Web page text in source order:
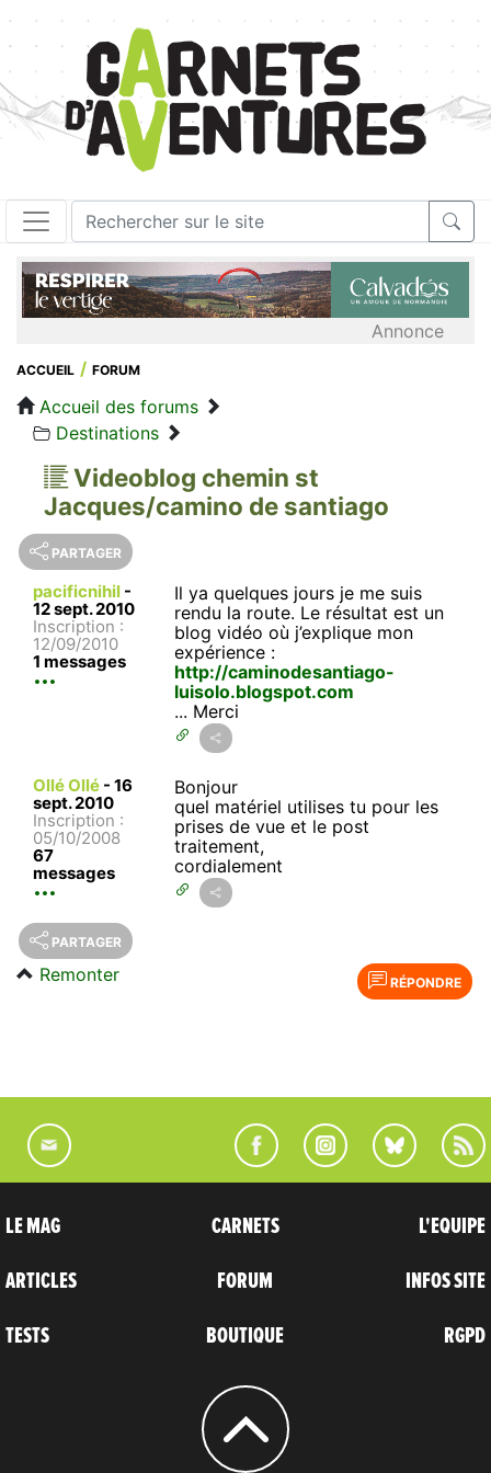
Annonce
ACCUEIL FORUM
Accueil des forums
Destinations
Videoblog chemin st
Jacques/camino de santiago
PARTAGER
pacificnihil -
12 sept. 2010
Inscription :
12/09/2010
1 messages
Il ya quelques jours je me suis
rendu la route. Le résultat est un
blog vidéo où j’explique mon
expérience :
http://caminodesantiago-
luisolo.blogspot.com
... Merci
Ollé Ollé - 16
sept. 2010
Inscription :
05/10/2008
67
messages
Bonjour
quel matériel utilises tu pour les
prises de vue et le post
traitement,
cordialement
PARTAGER
RÉPONDRE
Remonter
LE MAG
ARTICLES
TESTS
CARNETS
FORUM
BOUTIQUE
L'EQUIPE
INFOS SITE
RGPD